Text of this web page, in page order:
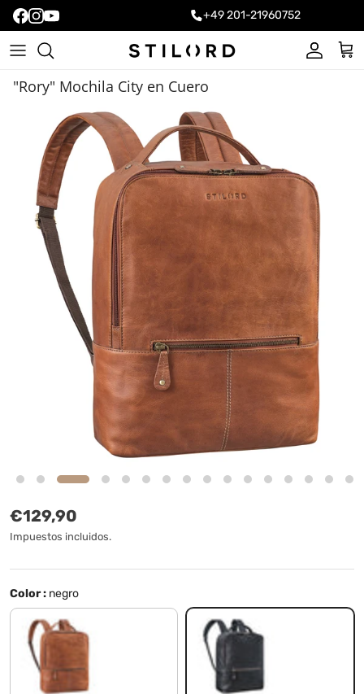
+49 201-21960752
Cuenta
"Rory" Mochila City en Cuero
Precio normal
€129,90
Impuestos incluidos.
Color : negro
mocca - marrón oscuro negro